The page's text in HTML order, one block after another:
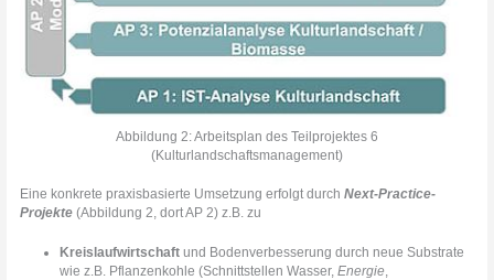
Abbildung 2: Arbeitsplan des Teilprojektes 6
(Kulturlandschaftsmanagement)
Eine konkrete praxisbasierte Umsetzung erfolgt durchNext-Practice-
Projekte (Abbildung 2, dort AP 2) z.B. zu
Kreislaufwirtschaft und Bodenverbesserung durch neue Substrate
wie z.B. Pflanzenkohle (Schnittstellen Wasser, Energie,